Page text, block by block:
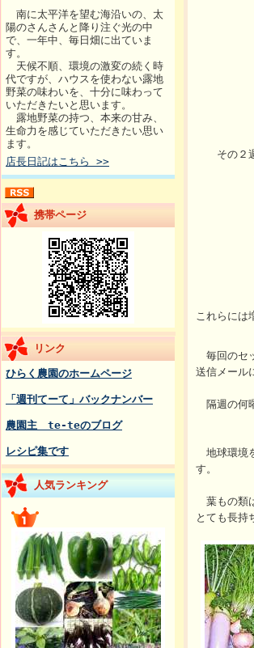
南に太平洋を望む海沿いの、太
陽のさんさんと降り注ぐ光の中
で、一年中、毎日畑に出ていま
す。
天候不順、環境の激変の続く時
代ですが、ハウスを使わない露地
野菜の味わいを、十分に味わって
いただきたいと思います。
露地野菜の持つ、本来の甘み、
生命力を感じていただきたい思い
ます。
店長日記はこちら >>
携帯ページ
リンク
ひらく農園のホームページ
「週刊てーて」バックナンバー
農園主 te-teのブログ
レシピ集です
人気ランキング
に
ピー
ラデ
さつ
しろ
ロケ
ごぼ
水
その２週
に
さつ
玉ね
小松
葉大
ロケ
ごぼ
これらには
毎回のセ
送信メール
隔週の何
地球環境
す。
葉もの類
とても長持